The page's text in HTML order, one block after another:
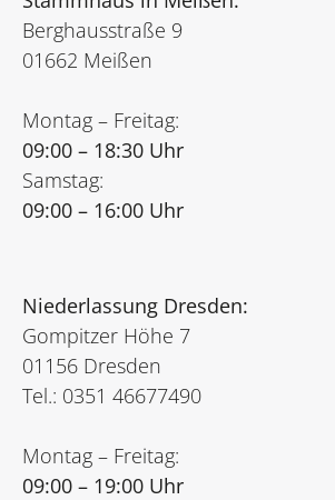
Berghausstraße 9
01662 Meißen
Montag – Freitag:
09:00 – 18:30 Uhr
Samstag:
09:00 – 16:00 Uhr
Niederlassung Dresden:
Gompitzer Höhe 7
01156 Dresden
Tel.: 0351 46677490
Montag – Freitag:
09:00 – 19:00 Uhr